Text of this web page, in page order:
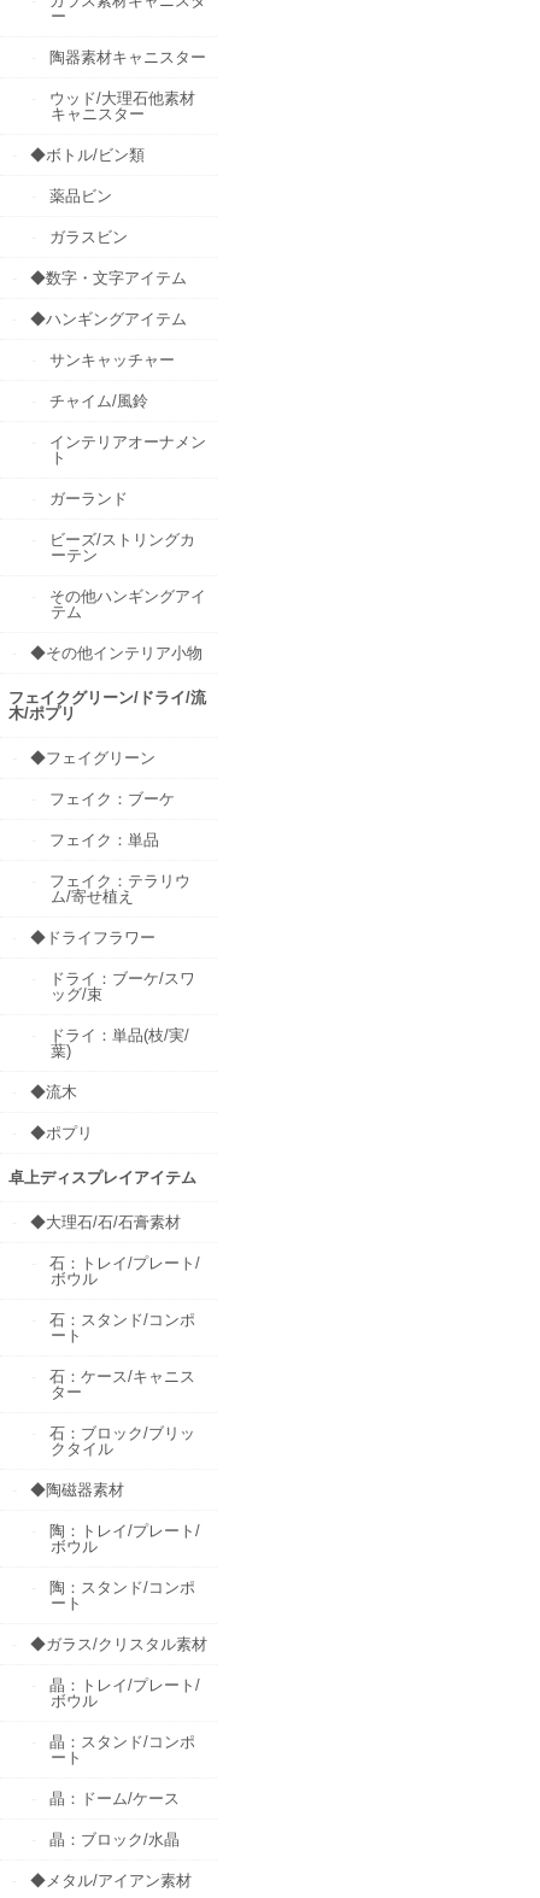
ー
陶器素材キャニスター
ウッド/大理石他素材
キャニスター
◆ボトル/ビン類
薬品ビン
ガラスビン
◆数字・文字アイテム
◆ハンギングアイテム
サンキャッチャー
チャイム/風鈴
インテリアオーナメン
ト
ガーランド
ビーズ/ストリングカ
ーテン
その他ハンギングアイ
テム
◆その他インテリア小物
フェイクグリーン/ドライ/流
木/ポプリ
◆フェイグリーン
フェイク：ブーケ
フェイク：単品
フェイク：テラリウ
ム/寄せ植え
◆ドライフラワー
ドライ：ブーケ/スワ
ッグ/束
ドライ：単品(枝/実/
葉)
◆流木
◆ポプリ
卓上ディスプレイアイテム
◆大理石/石/石膏素材
石：トレイ/プレート/
ボウル
石：スタンド/コンポ
ート
石：ケース/キャニス
ター
石：ブロック/ブリッ
クタイル
◆陶磁器素材
陶：トレイ/プレート/
ボウル
陶：スタンド/コンポ
ート
◆ガラス/クリスタル素材
晶：トレイ/プレート/
ボウル
晶：スタンド/コンポ
ート
晶：ドーム/ケース
晶：ブロック/水晶
◆メタル/アイアン素材